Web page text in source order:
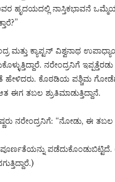
ಹೃದಯದಲ್ಲಿ ನಾಸ್ತಿಕಭಾವನೆ
ಮತ್ತು ಕ್ಯಾಪ್ಟನ್ ವಿಶ್ವನಾಥ
ನರೇಂದ್ರನಿಗೆ
ಹೇಳಿದರು. ಕೊಠಡಿಯ ಪಶ್ಚಿಮ ಗೋಡೆಗೆ
ಈಗ ತಬಲ ಶ್ರುತಿಮಾಡುತ್ತಿದ್ದಾನೆ.
ನರೇಂದ್ರನಿಗೆ: “ನೋಡು, ಈ